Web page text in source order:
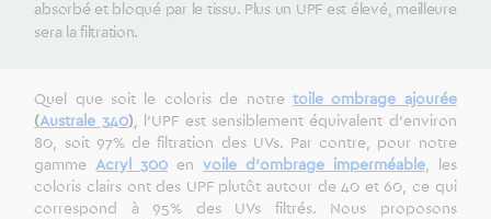
absorbé et bloqué par le tissu. Plus un UPF est élevé, meilleure
sera la filtration.
Quel que soit le coloris de notre toile ombrage ajourée
(Australe 340), l’UPF est sensiblement équivalent d’environ
80, soit 97% de filtration des UVs. Par contre, pour notre
gammeAcryl 300 en voile d’ombrage imperméable, les
coloris clairs ont des UPF plutôt autour de 40 et 60, ce qui
correspond à 95% des UVs filtrés. Nous proposons